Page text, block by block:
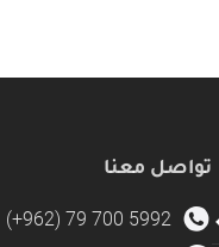
تواصل معنا
(+962) 79 700 5992